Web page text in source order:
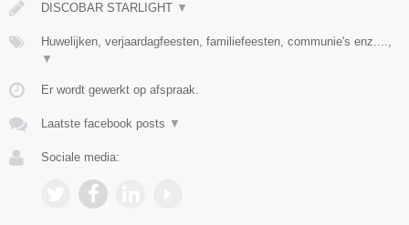
DISCOBAR STARLIGHT ▼
Huwelijken, verjaardagfeesten, familiefeesten, communie's enz....,
▼
Er wordt gewerkt op afspraak.
Laatste facebook posts ▼
Sociale media: